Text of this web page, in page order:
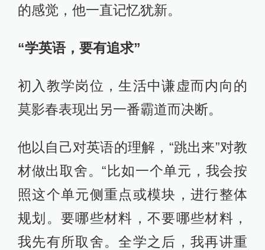
的感觉，他一直记忆犹新。
“学英语，要有追求”
初入教学岗位，生活中谦虚而内向的
莫影春表现出另一番霸道而决断。
他以自己对英语的理解，“跳出来”对教
材做出取舍。“比如一个单元，我会按
照这个单元侧重点或模块，进行整体
规划。要哪些材料，不要哪些材料，
我先有所取舍。全学之后，我再讲重